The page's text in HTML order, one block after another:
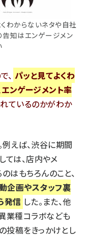
わからないネタや自社
告知はエンゲージメン
、 パッと見てよくわ
ンゲージメント率
ているのかがわか
えば、渋谷に期間
ては、店内やメ
はもちろんのこと、
企画やスタッフ裏
発信 した。また、他
業種コラボなども
投稿をきっかけとし